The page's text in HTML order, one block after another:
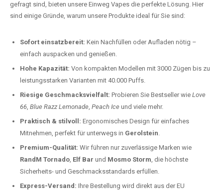
gefragt sind, bieten unsere Einweg Vapes die perfekte Lösung. Hier
sind einige Gründe, warum unsere Produkte ideal für Sie sind:
Sofort einsatzbereit: Kein Nachfüllen oder Aufladen nötig –
einfach auspacken und genießen.
Hohe Kapazität: Von kompakten Modellen mit 3000 Zügen bis zu
leistungsstarken Varianten mit 40.000 Puffs.
Riesige Geschmacksvielfalt: Probieren Sie Bestseller wie Love
66, Blue Razz Lemonade, Peach Ice und viele mehr.
Praktisch & stilvoll: Ergonomisches Design für einfaches
Mitnehmen, perfekt für unterwegs in Gerolstein.
Premium-Qualität: Wir führen nur zuverlässige Marken wie
RandM Tornado, Elf Bar und Mosmo Storm, die höchste
Sicherheits- und Geschmacksstandards erfüllen.
Express-Versand: Ihre Bestellung wird direkt aus der EU